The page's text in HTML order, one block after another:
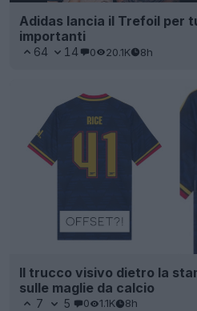
Adidas lancia il Trefoil per
importanti
64 14 0 20.1K 8h
Il trucco visivo dietro la
sulle maglie da calcio
7 5 0 1.1K 8h